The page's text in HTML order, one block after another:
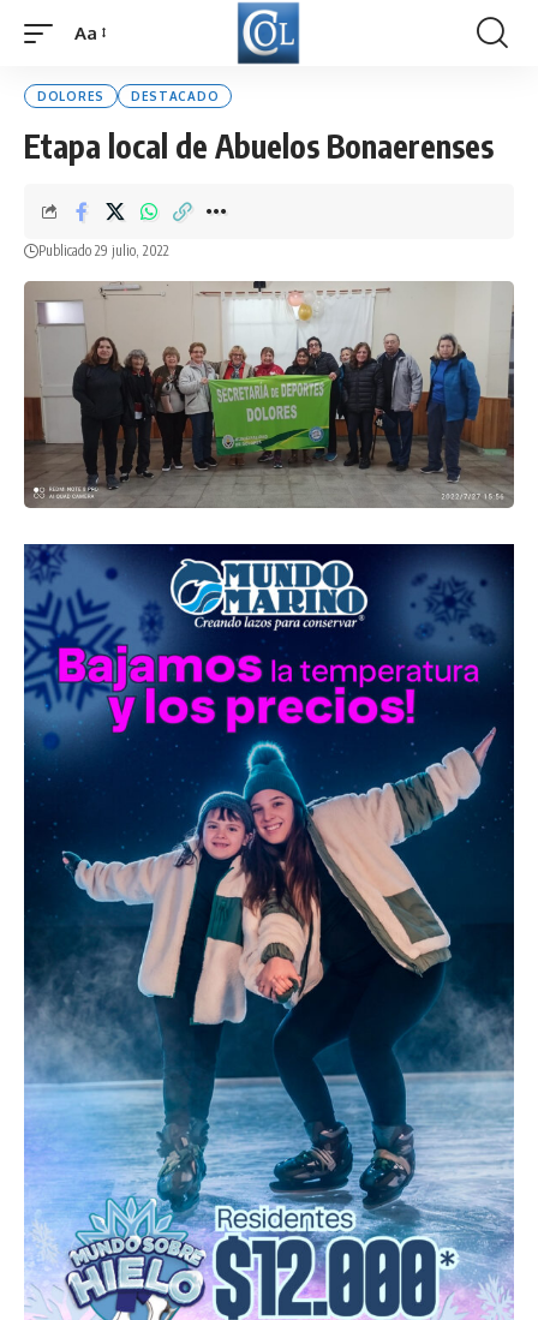
Font
Aa
DOLORES DESTACADO
Etapa local de Abuelos Bonaerenses
Publicado 29 julio, 2022